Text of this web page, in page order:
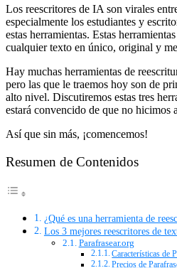
Los reescritores de IA son virales
especialmente los estudiantes y
estas herramientas. Estas
cualquier texto en único, original y
Hay muchas herramientas de
pero las que le traemos hoy son de
alto nivel. Discutiremos estas tres
estará convencido de que no hicimos
Así que sin más, ¡comencemos!
Resumen de Contenidos
¿Qué es una herramienta de
Los 3 mejores reescritores de
Parafrasear.org
Características de
Precios de